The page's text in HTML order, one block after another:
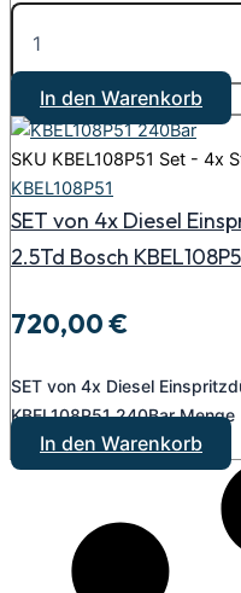
In den Warenkorb
SKU KBEL108P51 Set - 4x
KBEL108P51
SET von 4x Diesel
2.5Td Bosch
720,00€
SET von 4x Diesel
KBEL108P51 240Bar Menge
In den Warenkorb